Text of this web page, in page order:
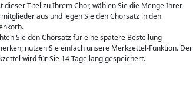
dieser Titel zu Ihrem Chor, wählen Sie die Menge Ihrer
aus und legen Sie den Chorsatz in den
Sie den Chorsatz für eine spätere Bestellung
nutzen Sie einfach unsere Merkzettel-Funktion. Der
wird für Sie 14 Tage lang gespeichert.